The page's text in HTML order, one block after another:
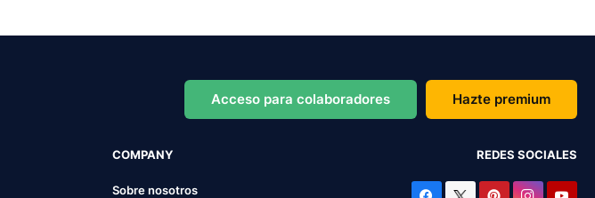
Acceso para colaboradores Hazte premium
COMPANY
Sobre nosotros
REDES SOCIALES